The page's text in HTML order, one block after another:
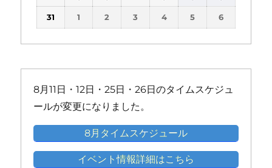
ン
ト)
ン
ト)
ン
ト)
ン
ト)
ン
ト)
ン
ト)
イ
ン
イ
ン
イ
ン
イ
ン
イ
ン
イ
ン
件
ト)
件
ト)
件
ト)
件
ト)
件
ト)
31 1 2 3 4 5 6
8月11日・12日・25日・26日のタイムスケジュ
ールが変更になりました。
8月タイムスケジュール
イベント情報詳細はこちら